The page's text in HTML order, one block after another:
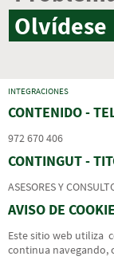
INTEGRACIONES
CONTENIDO -
972 670 406
CONTINGUT -
ASESORES Y
AVISO DE
Este sitio web utiliza
continua navegando,